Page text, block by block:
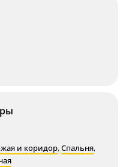
и коридор,Спальня,